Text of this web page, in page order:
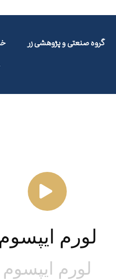
گروه صنعتی و پژوهشی زر
لورم
لورم ایپسوم